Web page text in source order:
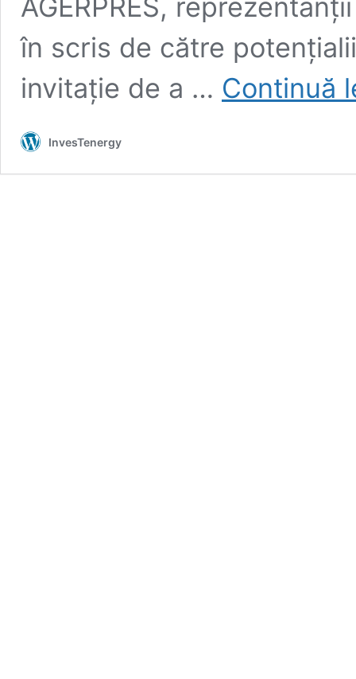
în scris de către
invitație de a … Continuă
InvesTenergy